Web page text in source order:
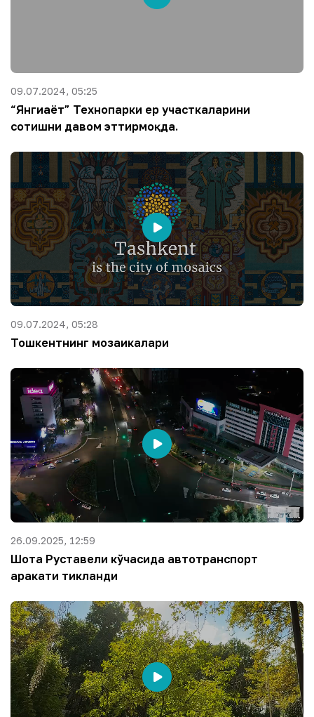
09.07.2024, 05:25
“Янгиҳаёт” Технопарки ер участкаларини
сотишни давом эттирмоқда.
09.07.2024, 05:28
Тошкентнинг мозаикалари
26.09.2025, 12:59
Шота Руставели кўчасида автотранспорт
ҳаракати тикланди